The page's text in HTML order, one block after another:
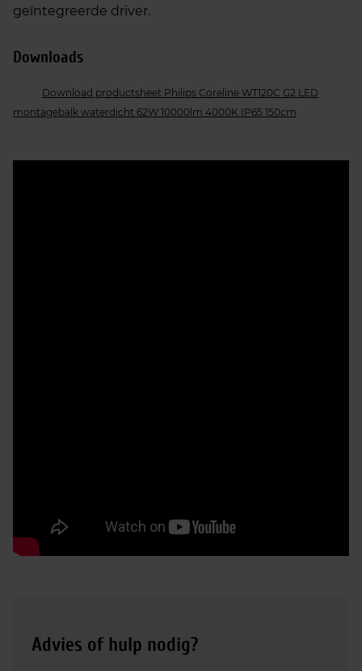
geïntegreerde driver.
Downloads
Download productsheet Philips Coreline WT120C G2 LED
montagebalk waterdicht 62W 10000lm 4000K IP65 150cm
Advies of hulp nodig?